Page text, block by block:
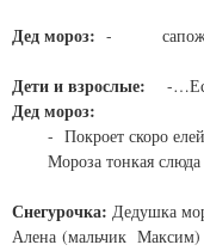
Дед мороз: - сапожки
Дети и взрослые: -
Дед мороз:
- Покроет скоро
Мороза
Снегурочка: Дедушка
Алена (мальчик Максим)